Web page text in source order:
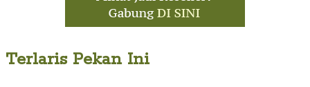
Terlaris Pekan Ini